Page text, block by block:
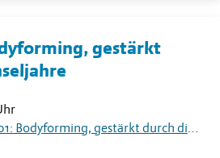
gestärkt
weiterlesen: Kurs 08E01: Bodyforming, gestärkt durch die Wechseljahre